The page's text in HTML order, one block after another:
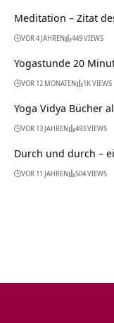
Meditation – Zitat
VOR 4 JAHREN 449 VIEWS
Yogastunde 20
VOR 12 MONATEN 1K VIEWS
Yoga Vidya Bücher
VOR 13 JAHREN 493 VIEWS
Durch und durch –
VOR 11 JAHREN 504 VIEWS